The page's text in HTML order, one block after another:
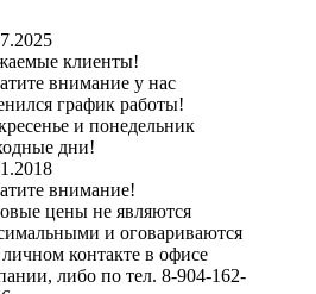
клиенты!
внимание у нас
график работы!
и понедельник
дни!
внимание!
цены не являются
и оговариваются
контакте в офисе
либо по тел. 8-904-162-